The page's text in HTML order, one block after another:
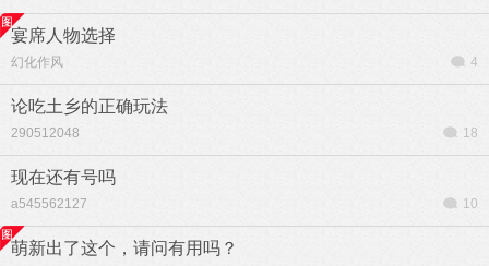
宴席人物选择
幻化作风 4
论吃土乡的正确玩法
290512048 18
现在还有号吗
a545562127 10
萌新出了这个，请问有用吗？